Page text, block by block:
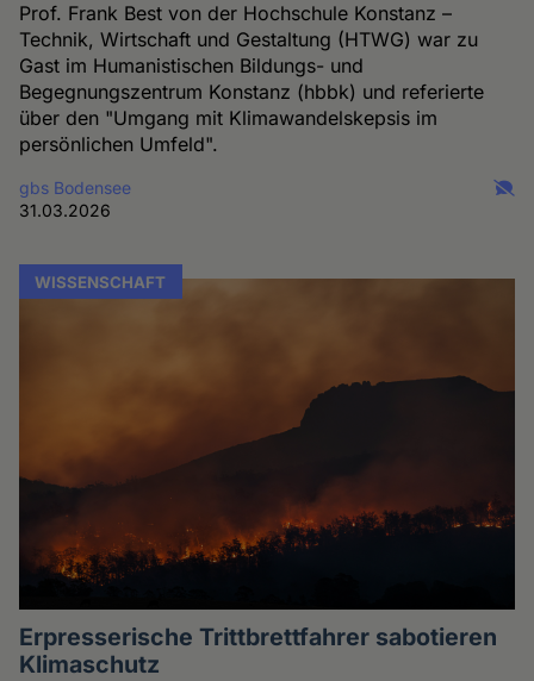
Prof. Frank Best von der Hochschule Konstanz –
Technik, Wirtschaft und Gestaltung (HTWG) war zu
Gast im Humanistischen Bildungs- und
Begegnungszentrum Konstanz (hbbk) und referierte
über den "Umgang mit Klimawandelskepsis im
persönlichen Umfeld".
gbs Bodensee
31.03.2026
WISSENSCHAFT
Erpresserische Trittbrettfahrer sabotieren
Klimaschutz